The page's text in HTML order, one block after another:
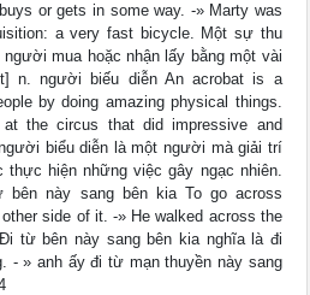
or gets in some way. -» Marty was
a very fast bicycle. Một sự thu
mua hoặc nhận lấy bằng một vài
n. người biếu diễn An acrobat is a
by doing amazing physical things.
the circus that did impressive and
biểu diễn là một người mà giải trí
thực hiện những việc gây ngạc nhiên.
bên này sang bên kia To go across
side of it. -» He walked across the
từ bên này sang bên kia nghĩa là đi
- » anh ấy đi từ mạn thuyền này sang